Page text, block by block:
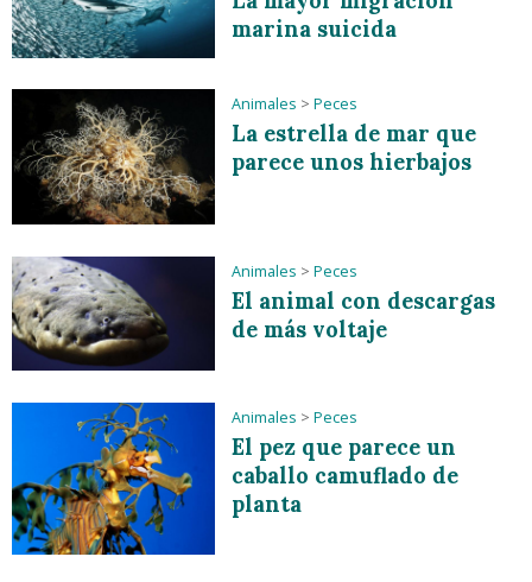
marina suicida
Animales > Peces
La estrella de mar que
parece unos hierbajos
Animales > Peces
El animal con descargas
de más voltaje
Animales > Peces
El pez que parece un
caballo camuflado de
planta